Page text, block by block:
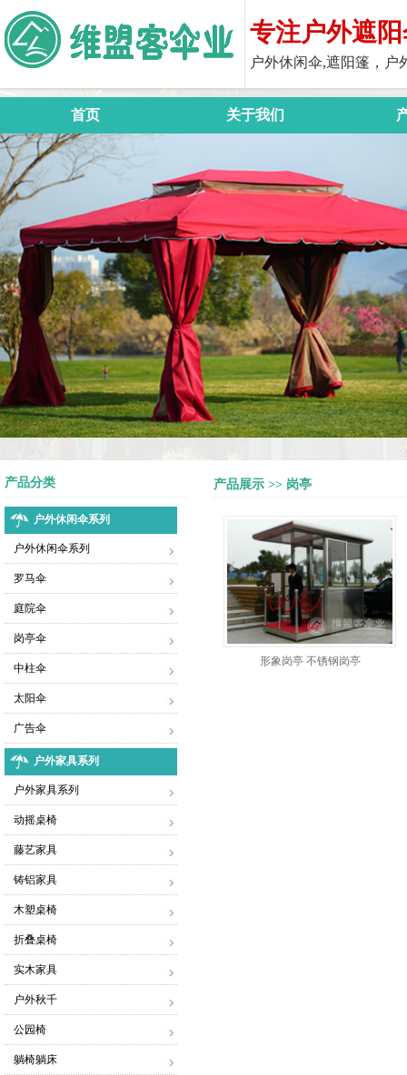
专注户外遮
户外休闲伞,遮阳篷，户
首页 关于我们
产品分类
户外休闲伞系列
户外休闲伞系列
罗马伞
庭院伞
岗亭伞
中柱伞
太阳伞
广告伞
户外家具系列
户外家具系列
动摇桌椅
藤艺家具
铸铝家具
木塑桌椅
折叠桌椅
实木家具
户外秋千
公园椅
躺椅躺床
产品展示 >> 岗亭
形象岗亭 不锈钢岗亭